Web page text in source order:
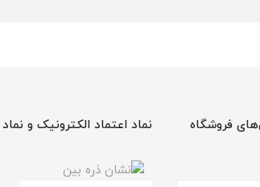
فروشگاه
نماد اعتماد الکترونیک و